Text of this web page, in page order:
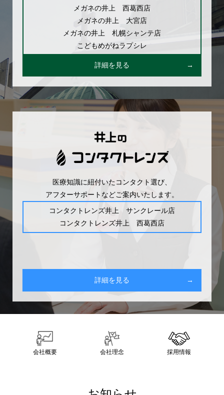
メガネの井上 西葛西店
メガネの井上 大宮店
メガネの井上 札幌シャンテ店
こどもめがねラプシレ
詳細を見る
医療知識に紐付いたコンタクト選び、
アフターサポートなどご案内いたします。
コンタクトレンズ井上 サンクレール店
コンタクトレンズ井上 西葛西店
詳細を見る
会社概要 会社理念 採用情報